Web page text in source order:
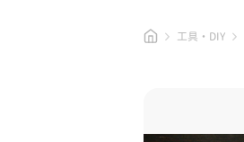
工具・DIY